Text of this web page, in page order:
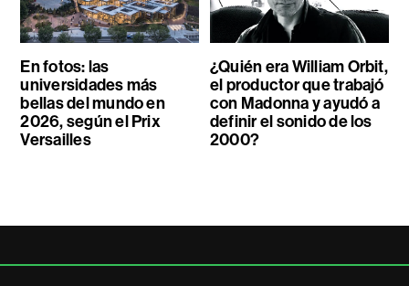
En fotos: las
universidades más
bellas del mundo en
2026, según el Prix
Versailles
¿Quién era William Orbit,
el productor que trabajó
con Madonna y ayudó a
definir el sonido de los
2000?